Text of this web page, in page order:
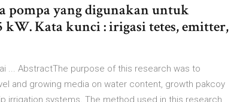
pompa yang digunakan untuk
Kata kunci : irigasi tetes, emitter,
... AbstractThe purpose of this research was to
and growing media on water content, growth pakcoy
irrigation systems. The method used in this research